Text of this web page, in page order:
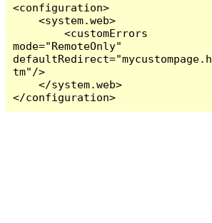
<configuration>
    <system.web>
        <customErrors
mode="RemoteOnly"
defaultRedirect="mycustompage.h
tm"/>
    </system.web>
</configuration>